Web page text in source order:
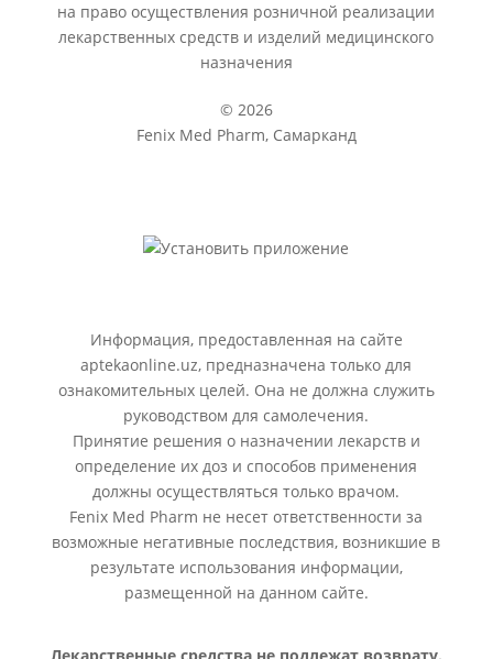
на право осуществления розничной реализации
лекарственных средств и изделий медицинского
назначения
© 2026
Fenix Med Pharm, Самарканд
Информация, предоставленная на сайте
aptekaonline.uz, предназначена только для
ознакомительных целей. Она не должна служить
руководством для самолечения.
Принятие решения о назначении лекарств и
определение их доз и способов применения
должны осуществляться только врачом.
Fenix Med Pharm не несет ответственности за
возможные негативные последствия, возникшие в
результате использования информации,
размещенной на данном сайте.